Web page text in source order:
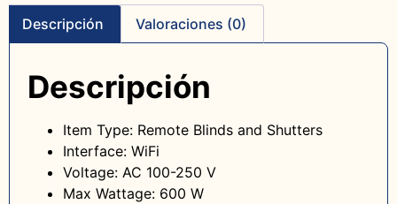
Descripción Valoraciones (0)
Descripción
Item Type: Remote Blinds and Shutters
Interface: WiFi
Voltage: AC 100-250 V
Max Wattage: 600 W